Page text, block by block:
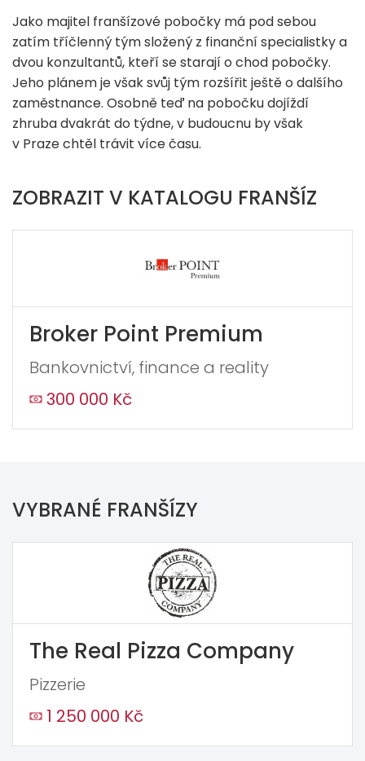
Jako majitel franšízové pobočky má pod sebou
zatím tříčlenný tým složený z finanční specialistky a
dvou konzultantů, kteří se starají o chod pobočky.
Jeho plánem je však svůj tým rozšířit ještě o dalšího
zaměstnance. Osobně teď na pobočku dojíždí
zhruba dvakrát do týdne, v budoucnu by však
v Praze chtěl trávit více času.
ZOBRAZIT V KATALOGU FRANŠÍZ
Broker Point Premium
Bankovnictví, finance a reality
300 000 Kč
VYBRANÉ FRANŠÍZY
The Real Pizza Company
Pizzerie
1 250 000 Kč